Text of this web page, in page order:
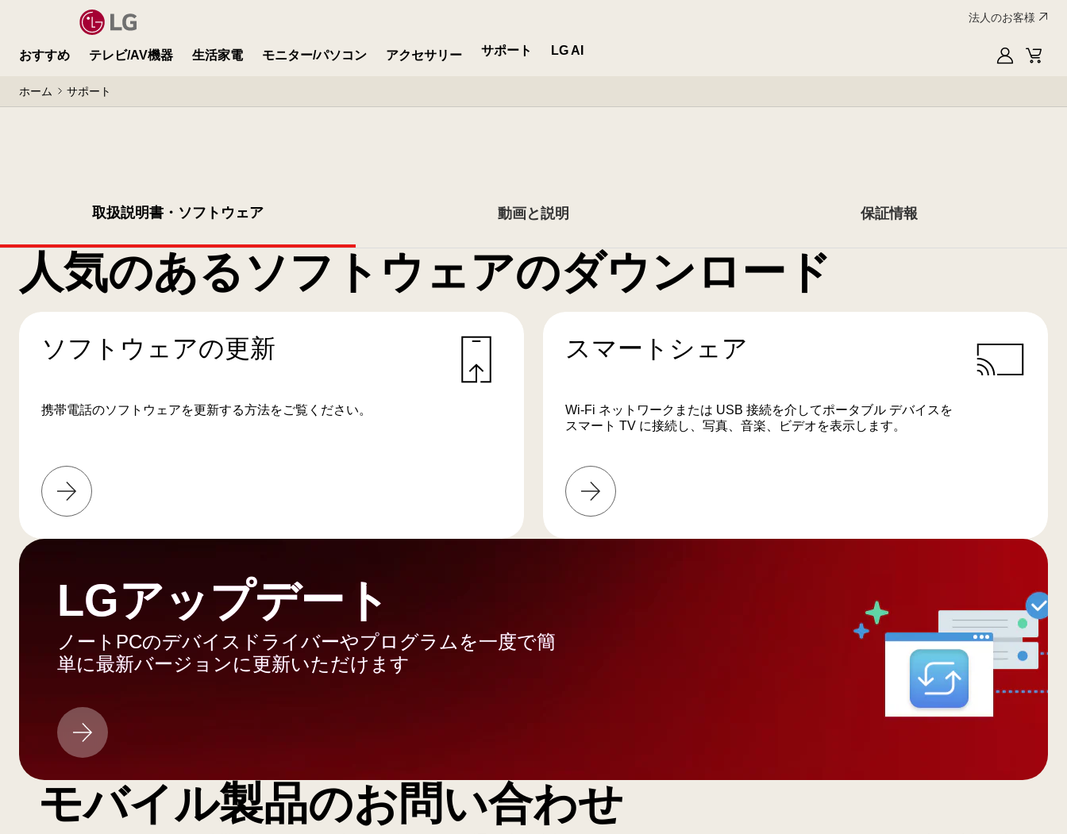
法人のお客様
おすすめ テレビ/AV機器 生活家電 モニター/パソコン アクセサリー サポート
LG AI
My
Cart
ホーム サポート
取扱説明書・ソフトウェア 動画と説明 保証情報
人気のあるソフトウェアのダウンロード
ソフトウェアの更新
携帯電話のソフトウェアを更新する方法をご覧ください。
し
く
ら
スマートシェア
Wi-Fi ネットワークまたは USB 接続を介してポータブル デバイスを
スマート TV に接続し、写真、音楽、ビデオを表示します。
し
く
LGアップデート
ノートPCのデバイスドライバーやプログラムを一度で簡
単に最新バージョンに更新いただけます
LG
ア
ッ
ー
モバイル製品のお問い合わせ